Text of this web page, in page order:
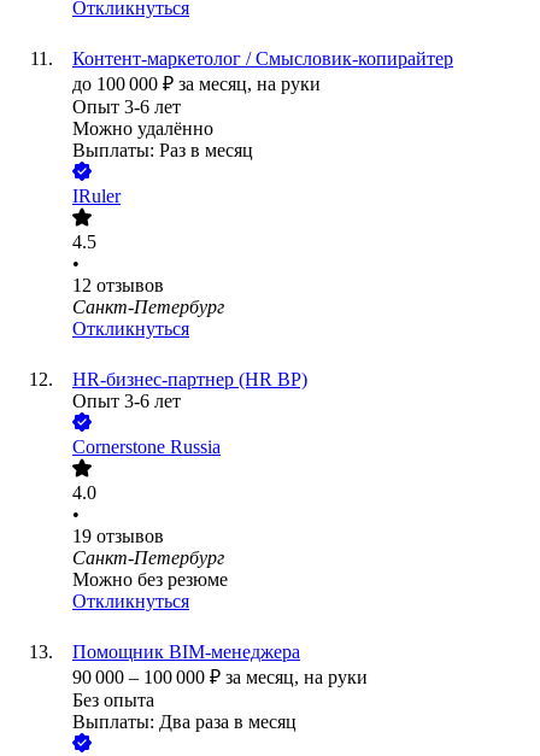
Откликнуться
Контент‑маркетолог / Смысловик‑копирайтер
до 100 000 ₽ за месяц, на руки
Опыт 3-6 лет
Можно удалённо
Выплаты: Раз в месяц
IRuler
4.5
•
12 отзывов
Санкт-Петербург
Откликнуться
HR-бизнес-партнер (HR BP)
Опыт 3-6 лет
Cornerstone Russia
4.0
•
19 отзывов
Санкт-Петербург
Можно без резюме
Откликнуться
Помощник BIM-менеджера
90 000 – 100 000 ₽ за месяц, на руки
Без опыта
Выплаты: Два раза в месяц